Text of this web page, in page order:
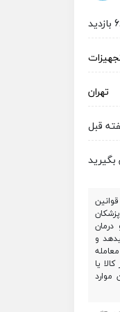
تهران
درمان
و
یا